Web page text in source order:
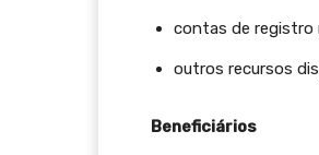
contas de registro
outros recursos
Beneficiários